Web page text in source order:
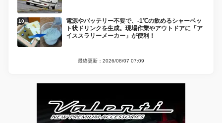
電源やバッテリー不要で、-1℃の飲めるシャーベッ
ト状ドリンクを生成。現場作業やアウトドアに「ア
イススラリーメーカー」が便利！
最終更新：2026/08/07 07:09